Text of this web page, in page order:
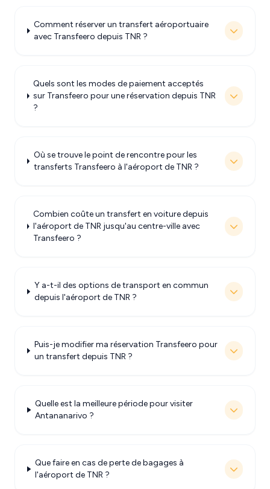
Comment réserver un transfert aéroportuaire
avec Transfeero depuis TNR ?
Quels sont les modes de paiement acceptés
sur Transfeero pour une réservation depuis TNR
?
Où se trouve le point de rencontre pour les
transferts Transfeero à l'aéroport de TNR ?
Combien coûte un transfert en voiture depuis
l'aéroport de TNR jusqu'au centre-ville avec
Transfeero ?
Y a-t-il des options de transport en commun
depuis l'aéroport de TNR ?
Puis-je modifier ma réservation Transfeero pour
un transfert depuis TNR ?
Quelle est la meilleure période pour visiter
Antananarivo ?
Que faire en cas de perte de bagages à
l'aéroport de TNR ?